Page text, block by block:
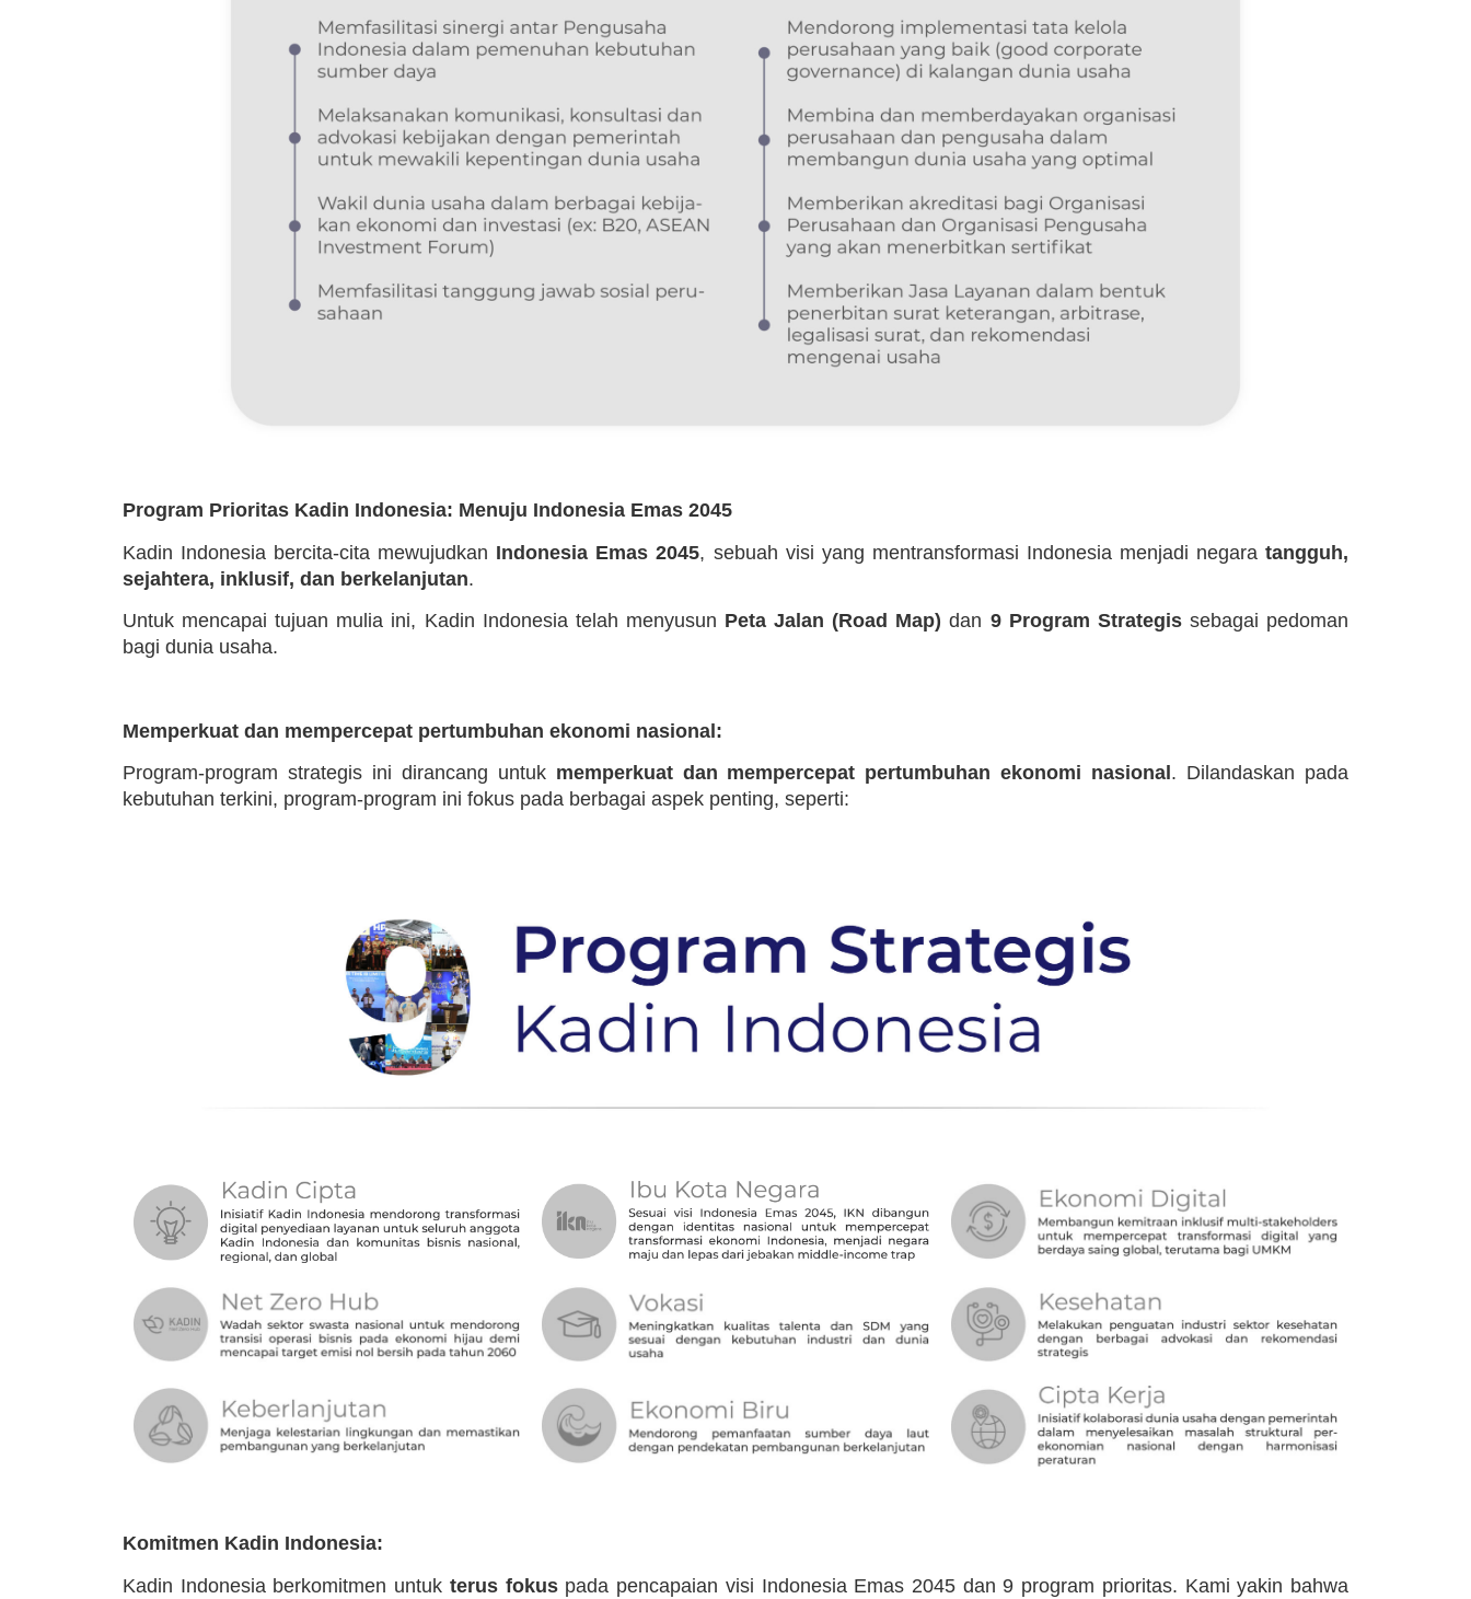
Program Prioritas Kadin Indonesia: Menuju Indonesia Emas 2045
Kadin Indonesia bercita-cita mewujudkan Indonesia Emas 2045, sebuah visi yang mentransformasi Indonesia menjadi negaratangguh,
sejahtera, inklusif, dan berkelanjutan.
Untuk mencapai tujuan mulia ini, Kadin Indonesia telah menyusun Peta Jalan (Road Map) dan 9 Program Strategissebagai pedoman
bagi dunia usaha.
Memperkuat dan mempercepat pertumbuhan ekonomi nasional:
Program-program strategis ini dirancang untuk memperkuat dan mempercepat pertumbuhan ekonomi nasional . Dilandaskan pada
kebutuhan terkini, program-program ini fokus pada berbagai aspek penting, seperti:
Komitmen Kadin Indonesia:
Kadin Indonesia berkomitmen untuk terus fokuspada pencapaian visi Indonesia Emas 2045 dan 9 program prioritas. Kami yakin bahwa